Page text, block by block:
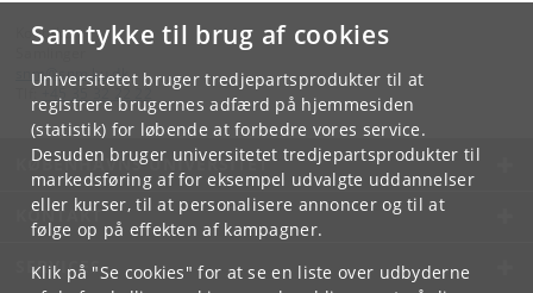
Samtykke til brug af cookies
Universitetet bruger tredjepartsprodukter til at
registrere brugernes adfærd på hjemmesiden
(statistik) for løbende at forbedre vores service.
Desuden bruger universitetet tredjepartsprodukter til
markedsføring af for eksempel udvalgte uddannelser
eller kurser, til at personalisere annoncer og til at
følge op på effekten af kampagner.
Klik på "Se cookies" for at se en liste over udbyderne
Kontakt:
snm@snm.ku.dk
KØBENHAVNS UNIVERSITET
KONTAKT
SERVICES